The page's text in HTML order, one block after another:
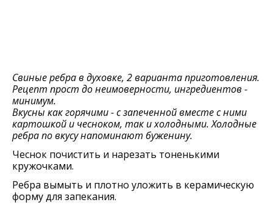
Свиные ребра в духовке, 2 варианта приготовления.
Рецепт прост до неимоверности, ингредиентов -
минимум.
Вкусны как горячими - с запеченной вместе с ними
картошкой и чесноком, так и холодными. Холодные
ребра по вкусу напоминают буженину.
Чеснок почистить и нарезать тоненькими
кружочками.
Ребра вымыть и плотно уложить в керамическую
форму для запекания.